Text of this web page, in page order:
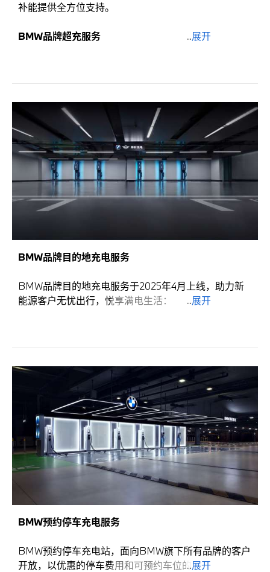
补能提供全方位支持。
BMW品牌超充服务
长享优惠
BMW车主长期专享7折服务费优惠*。
专属预约
BMW车主专属提前30分钟预约，到站即充不等待
*。
功率优先
BMW车主功率优先分配*。
无感充电
付，全程无手机，告别繁琐操作**。
智能超充
10%至80%****。
轻便顺手
截至2026年6月底，BMW品牌超充网络已覆盖全国40
城市，共计554站，3,078桩。
*通过My BMW APP或在逸安启APP/小程序完成车主
认证可享车主权益。
**需在5.7以上版本的My BMW APP中使用。
***实验室数据，实际充电功率等数据受车辆、环境等
综合因素影响。
****不同车型的电池容量大小不同，充电时长将略有差
异，数据仅供参考。
...展开
BMW品牌目的地充电服务
BMW品牌目的地充电服务于2025年4月上线，助力新
能源客户无忧出行，悦享满电生活：
告别繁琐操作**。
20kW直流充电桩，2至3小时完成一次补能***，兼
顾充电效率与电池健康。
精选布局
专注服务BMW车主，选择BMW车主活动密集的区域
建站，覆盖工作、生活、旅游全方位场景。
无超时占位费
BMW车主无超时占用费，充电无需匆忙挪车，观
影、用餐更加从容省心*。
全国20城市，共计54站，355桩。
...展开
BMW预约停车充电服务
BMW预约停车充电站，面向BMW旗下所有品牌的客户
开放，以优惠的停车费用和可预约车位的服务模式为客
...展开